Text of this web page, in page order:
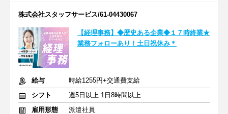
株式会社スタッフサービス/61-04430067
【経理事務】◆歴史ある企業◆１７時終業★
業務フォローあり！土日祝休み＊
給与
時給1255円+交通費支給
シフト
週5日以上 1日8時間以上
雇用形態
派遣社員